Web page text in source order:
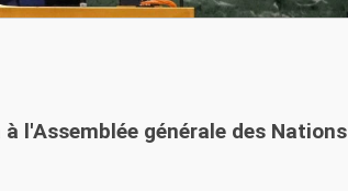
l'Assemblée générale des Nations